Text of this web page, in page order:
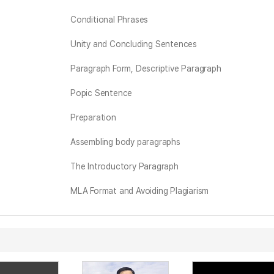
Conditional Phrases
Unity and Concluding Sentences
Paragraph Form, Descriptive Paragraph
Popic Sentence
Preparation
Assembling body paragraphs
The Introductory Paragraph
MLA Format and Avoiding Plagiarism